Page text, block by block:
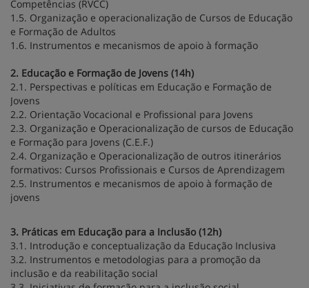
Competências (RVCC)
1.5. Organização e operacionalização de Cursos de Educação
e Formação de Adultos
1.6. Instrumentos e mecanismos de apoio à formação
2. Educação e Formação de Jovens (14h)
2.1. Perspectivas e políticas em Educação e Formação de
Jovens
2.2. Orientação Vocacional e Profissional para Jovens
2.3. Organização e Operacionalização de cursos de Educação
e Formação para Jovens (C.E.F.)
2.4. Organização e Operacionalização de outros itinerários
formativos: Cursos Profissionais e Cursos de Aprendizagem
2.5. Instrumentos e mecanismos de apoio à formação de
jovens
3. Práticas em Educação para a Inclusão (12h)
3.1. Introdução e conceptualização da Educação Inclusiva
3.2. Instrumentos e metodologias para a promoção da
inclusão e da reabilitação social